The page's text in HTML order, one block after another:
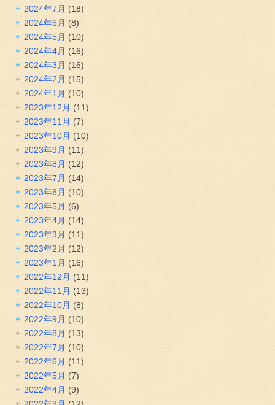
2024年7月 (18)
2024年6月 (8)
2024年5月 (10)
2024年4月 (16)
2024年3月 (16)
2024年2月 (15)
2024年1月 (10)
2023年12月 (11)
2023年11月 (7)
2023年10月 (10)
2023年9月 (11)
2023年8月 (12)
2023年7月 (14)
2023年6月 (10)
2023年5月 (6)
2023年4月 (14)
2023年3月 (11)
2023年2月 (12)
2023年1月 (16)
2022年12月 (11)
2022年11月 (13)
2022年10月 (8)
2022年9月 (10)
2022年8月 (13)
2022年7月 (10)
2022年6月 (11)
2022年5月 (7)
2022年4月 (9)